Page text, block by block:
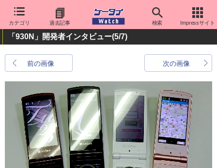
カテゴリ 過去記事 検索 Impressサイト
「930N」開発者インタビュー(5/7)
前の画像 次の画像